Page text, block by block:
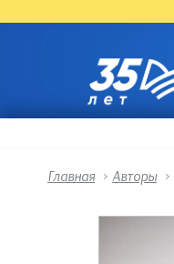
Главная > Авторы >